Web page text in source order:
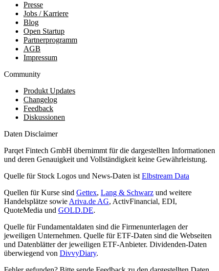
Presse
Jobs / Karriere
Blog
Open Startup
Partnerprogramm
AGB
Impressum
Community
Produkt Updates
Changelog
Feedback
Diskussionen
Daten Disclaimer
Parqet Fintech GmbH übernimmt für die dargestellten Informationen
und deren Genauigkeit und Vollständigkeit keine Gewährleistung.
Quelle für Stock Logos und News-Daten ist Elbstream Data
Quellen für Kurse sind Gettex, Lang & Schwarz und weitere
Handelsplätze sowie Ariva.de AG, ActivFinancial, EDI,
QuoteMedia und GOLD.DE.
Quelle für Fundamentaldaten sind die Firmenunterlagen der
jeweiligen Unternehmen. Quelle für ETF-Daten sind die Webseiten
und Datenblätter der jeweiligen ETF-Anbieter. Dividenden-Daten
überwiegend von DivvyDiary.